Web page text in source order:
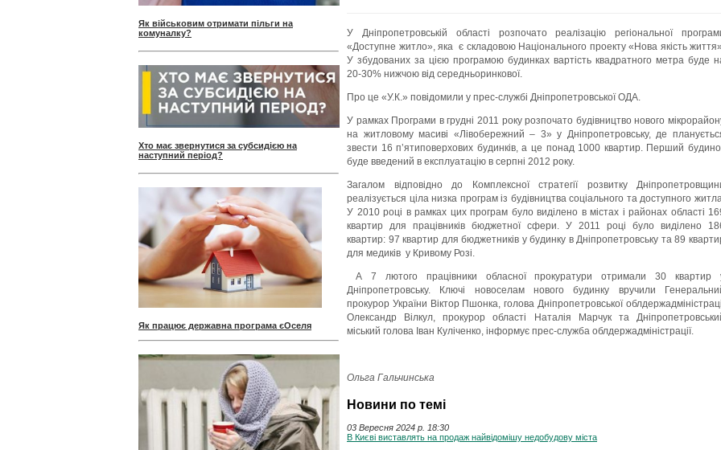
Як військовим отримати пільги на
комуналку?
Хто має звернутися за субсидією на
наступний період?
Як працює державна програма єОселя
У Дніпропетровській області розпочато реалізацію регіональної
«Доступне житло», яка є складовою Національного проекту «Нова якість
У збудованих за цією програмою будинках вартість квадратного метра буде
20-30% нижчою від середньоринкової.
Про це «У.К.» повідомили у прес-службі Дніпропетровської ОДА.
У рамках Програми в грудні 2011 року розпочато будівництво нового
на житловому масиві «Лівобережний – 3» у Дніпропетровську, де
звести 16 п’ятиповерхових будинків, а це понад 1000 квартир. Перший
буде введений в експлуатацію в серпні 2012 року.
Загалом відповідно до Комплексної стратегії розвитку
реалізується ціла низка програм із будівництва соціального та доступного
У 2010 році в рамках цих програм було виділено в містах і районах області
квартир для працівників бюджетної сфери. У 2011 році було виділено
квартир: 97 квартир для бюджетників у будинку в Дніпропетровську та 89
для медиків у Кривому Розі.
А 7 лютого працівники обласної прокуратури отримали 30 квартир
Дніпропетровську. Ключі новоселам нового будинку вручили
прокурор України Віктор Пшонка, голова Дніпропетровської
Олександр Вілкул, прокурор області Наталія Марчук та
міський голова Іван Куліченко, інформує прес-служба облдержадміністрації.
Ольга Гальчинська
Новини по темі
03 Вересня 2024 p. 18:30
В Києві виставлять на продаж найвідомішу недобудову міста